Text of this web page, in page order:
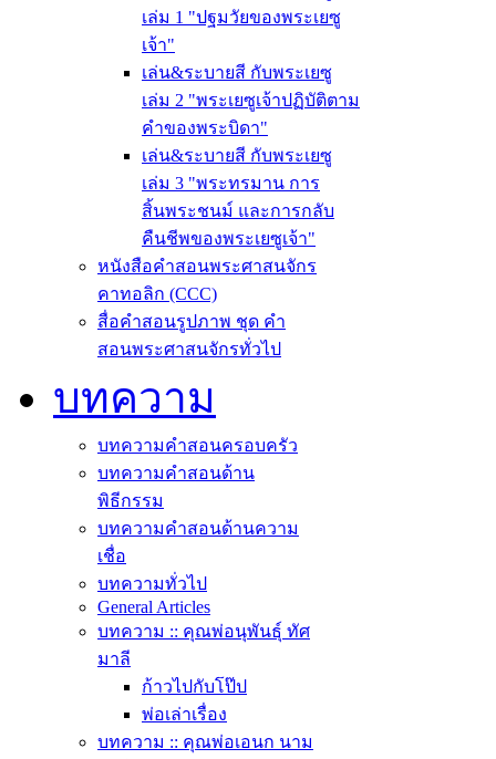
เล่ม 1 "ปฐมวัยของพระเยซู
เจ้า"
เล่น&ระบายสี กับพระเยซู
เล่ม 2 "พระเยซูเจ้าปฏิบัติตาม
คำของพระบิดา"
เล่น&ระบายสี กับพระเยซู
เล่ม 3 "พระทรมาน การ
สิ้นพระชนม์ และการกลับ
คืนชีพของพระเยซูเจ้า"
หนังสือคำสอนพระศาสนจักร
คาทอลิก (CCC)
สื่อคำสอนรูปภาพ ชุด คำ
สอนพระศาสนจักรทั่วไป
บทความ
บทความคำสอนครอบครัว
บทความคำสอนด้าน
พิธีกรรม
บทความคำสอนด้านความ
เชื่อ
บทความทั่วไป
General Articles
บทความ :: คุณพ่อนุพันธุ์ ทัศ
มาลี
ก้าวไปกับโป๊ป
พ่อเล่าเรื่อง
บทความ :: คุณพ่อเอนก นาม